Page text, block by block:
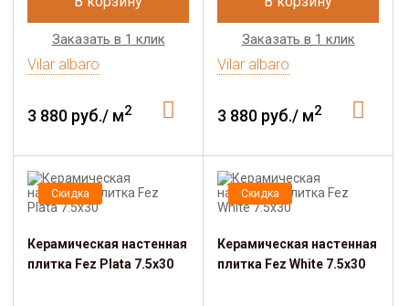
Заказать в 1 клик
Vilar albaro
3 880 руб./ м2
Заказать в 1 клик
Vilar albaro
3 880 руб./ м2
Скидка
Керамическая настенная
плитка Fez Plata 7.5x30
Скидка
Керамическая настенная
плитка Fez White 7.5x30